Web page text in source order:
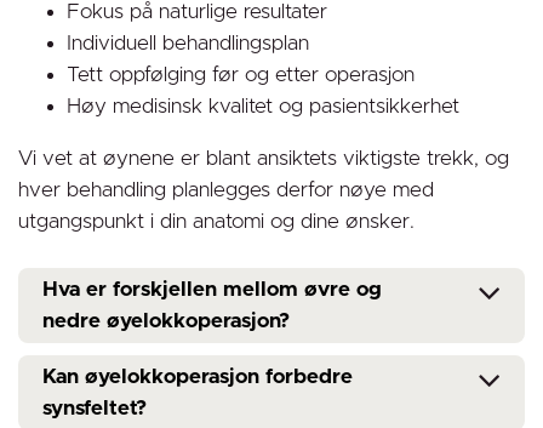
Fokus på naturlige resultater
Individuell behandlingsplan
Tett oppfølging før og etter operasjon
Høy medisinsk kvalitet og pasientsikkerhet
Vi vet at øynene er blant ansiktets viktigste trekk, og
hver behandling planlegges derfor nøye med
utgangspunkt i din anatomi og dine ønsker.
Hva er forskjellen mellom øvre og
nedre øyelokkoperasjon?
Kan øyelokkoperasjon forbedre
synsfeltet?